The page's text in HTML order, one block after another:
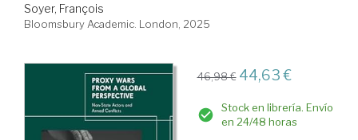
Soyer, François
Bloomsbury Academic. London, 2025
46,98 € 44,63 €
Stock en librería. Envío
en 24/48 horas